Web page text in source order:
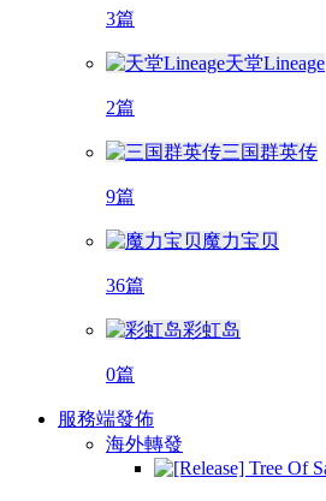
3篇
天堂Lineage
2篇
三国群英传
9篇
魔力宝贝
36篇
彩虹岛
0篇
服務端發佈
海外轉發